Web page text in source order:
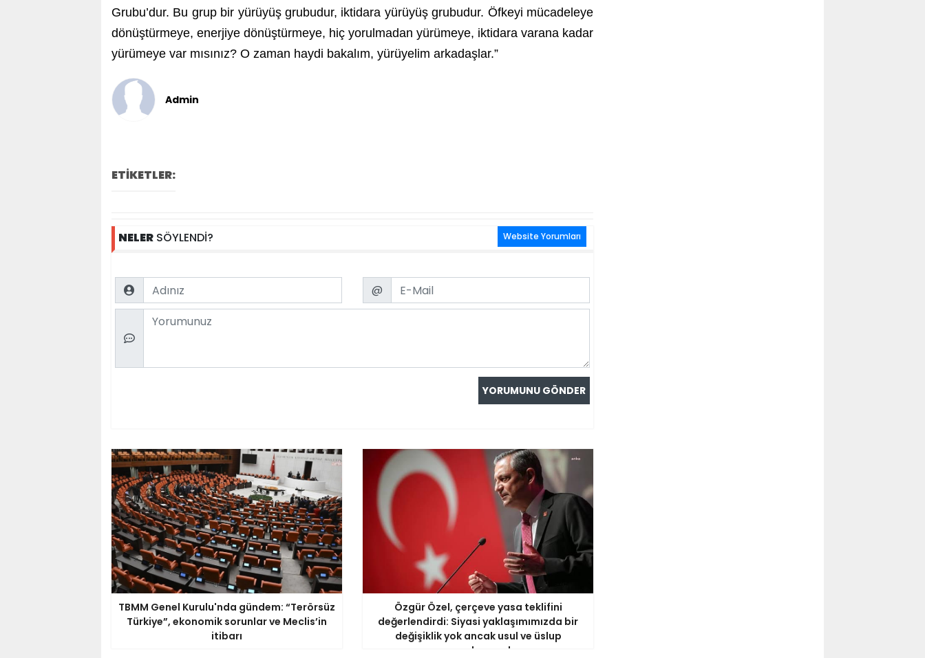
Grubu’dur. Bu grup bir yürüyüş grubudur, iktidara yürüyüş grubudur. Öfkeyi mücadeleye
dönüştürmeye, enerjiye dönüştürmeye, hiç yorulmadan yürümeye, iktidara varana kadar
yürümeye var mısınız? O zaman haydi bakalım, yürüyelim arkadaşlar.”
Admin
ETİKETLER:
NELER SÖYLENDİ? Website Yorumları
Name Email
@
Comment
TBMM Genel Kurulu'nda gündem: “Terörsüz
Türkiye”, ekonomik sorunlar ve Meclis’in
itibarı
Özgür Özel, çerçeve yasa teklifini
değerlendirdi: Siyasi yaklaşımımızda bir
değişiklik yok ancak usul ve üslup
açısından yanlış